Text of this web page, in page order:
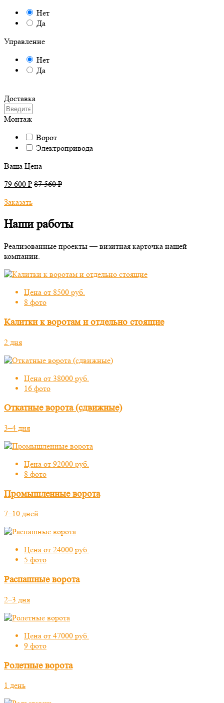
Нет
Да
Управление
Нет
Да
Доставка
Монтаж
Ворот
Электропривода
Ваша Цена
79 600 ₽ 87 560 ₽
Заказать
Наши работы
Реализованные проекты — визитная карточка нашей
компании.
Цена от 8500 руб.
8 фото
Калитки к воротам и отдельно стоящие
2 дня
Цена от 38000 руб.
16 фото
Откатные ворота (сдвижные)
3–4 дня
Цена от 92000 руб.
8 фото
Промышленные ворота
7–10 дней
Цена от 24000 руб.
5 фото
Распашные ворота
2–3 дня
Цена от 47000 руб.
9 фото
Ролетные ворота
1 день